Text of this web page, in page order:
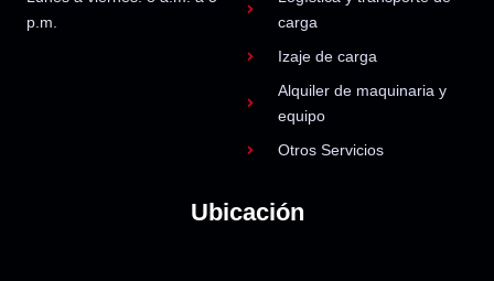
p.m.
carga
Izaje de carga
Alquiler de maquinaria y
equipo
Otros Servicios
Ubicación